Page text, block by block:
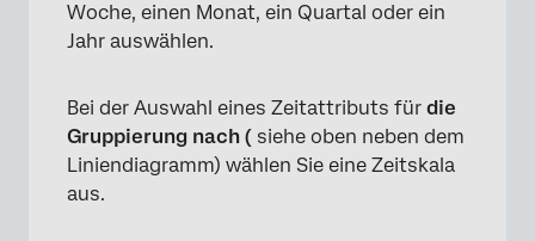
Woche, einen Monat, ein Quartal oder ein
Jahr auswählen.
Bei der Auswahl eines Zeitattributs für die
Gruppierung nach ( siehe oben neben dem
Liniendiagramm) wählen Sie eine Zeitskala
aus.